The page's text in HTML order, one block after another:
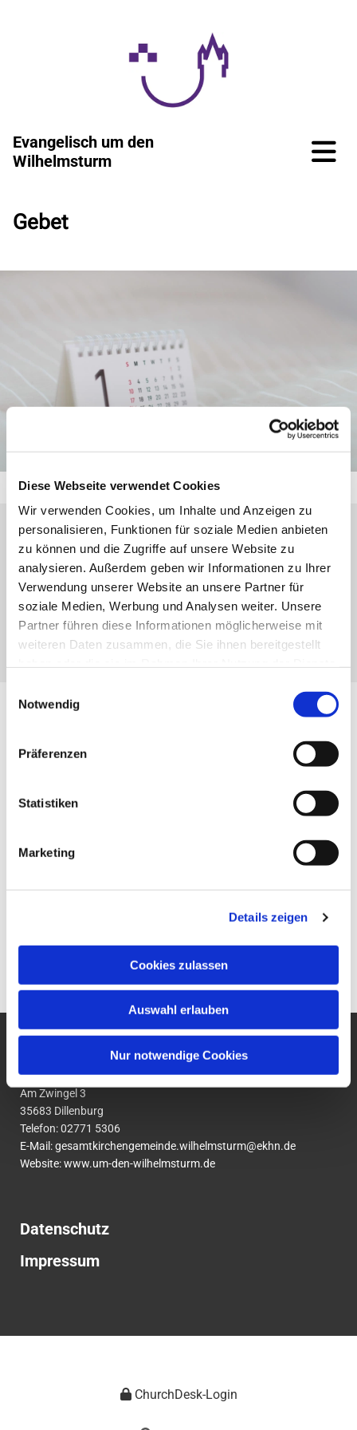
Diese Webseite verwendet Cookies
Wir verwenden Cookies, um Inhalte und Anzeigen zu
personalisieren, Funktionen für soziale Medien anbieten
zu können und die Zugriffe auf unsere Website zu
analysieren. Außerdem geben wir Informationen zu Ihrer
Verwendung unserer Website an unsere Partner für
soziale Medien, Werbung und Analysen weiter. Unsere
Partner führen diese Informationen möglicherweise mit
weiteren Daten zusammen, die Sie ihnen bereitgestellt
Notwendig
Präferenzen
Statistiken
Marketing
Details zeigen
Cookies zulassen
Auswahl erlauben
Nur notwendige Cookies
Evangelisch um den
Wilhelmsturm
Gebet
Donnerstag, 30. Dezember 2027, 19:00 -
20:00 Uhr
Gemeindesaal, Kirchberg 25, 35708
Haiger
Ev. Gesamtkirchengemeinde
um den Wilhelmsturm
Am Zwingel 3
35683 Dillenburg
Telefon:02771 5306
E-Mail:gesamtkirchengemeinde.wilhelmsturm@ekhn.de
Website: www.um-den-wilhelmsturm.de
Datenschutz
Impressum
ChurchDesk-Login